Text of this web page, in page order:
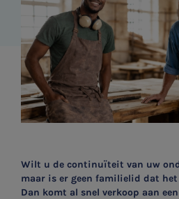
Wilt u de continuïteit van uw
maar is er geen familielid dat
Dan komt al snel verkoop aan